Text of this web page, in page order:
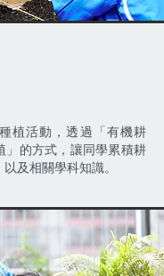
植活動，透過「有機耕
」的方式，讓同學累積耕
及相關學科知識。